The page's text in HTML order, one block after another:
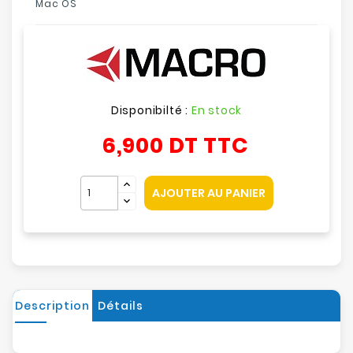
Mac OS
Disponibilté : En stock
6,900 DT TTC
AJOUTER AU PANIER
Description Détails